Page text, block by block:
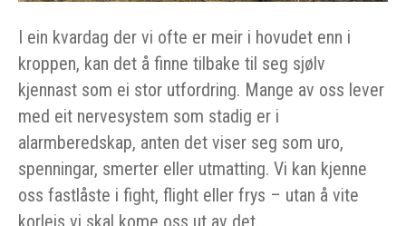
I ein kvardag der vi ofte er meir i hovudet enn i
kroppen, kan det å finne tilbake til seg sjølv
kjennast som ei stor utfordring. Mange av oss lever
med eit nervesystem som stadig er i
alarmberedskap, anten det viser seg som uro,
spenningar, smerter eller utmatting. Vi kan kjenne
oss fastlåste i fight, flight eller frys – utan å vite
korleis vi skal kome oss ut av det.